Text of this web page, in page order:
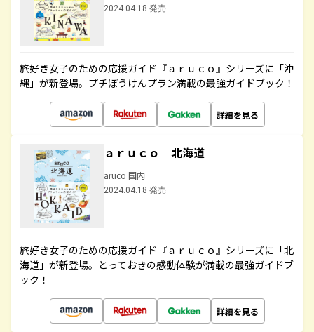
2024.04.18 発売
旅好き女子のための応援ガイド『ａｒｕｃｏ』シリーズに「沖
縄」が新登場。プチぼうけんプラン満載の最強ガイドブック！
詳細を見る
ａｒｕｃｏ 北海道
aruco 国内
2024.04.18 発売
旅好き女子のための応援ガイド『ａｒｕｃｏ』シリーズに「北
海道」が新登場。とっておきの感動体験が満載の最強ガイドブ
ック！
詳細を見る